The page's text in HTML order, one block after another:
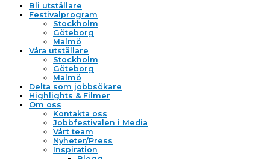
Bli utställare
Festivalprogram
Stockholm
Göteborg
Malmö
Våra utställare
Stockholm
Göteborg
Malmö
Delta som jobbsökare
Highlights & Filmer
Om oss
Kontakta oss
Jobbfestivalen i Media
Vårt team
Nyheter/Press
Inspiration